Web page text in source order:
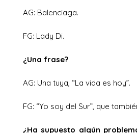
AG: Balenciaga.
FG: Lady Di.
¿Una frase?
AG: Una tuya, “La vida es hoy”.
FG: “Yo soy del Sur”, que
¿Ha supuesto algún